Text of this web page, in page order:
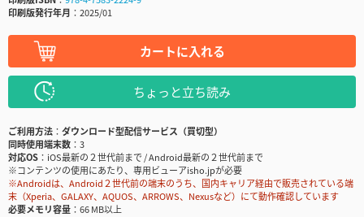
印刷版発行年月
2025/01
カートに入れる
ちょっと立ち読み
ご利用方法
ダウンロード型配信サービス（買切型）
同時使用端末数
3
対応OS
iOS最新の２世代前まで / Android最新の２世代前まで
※コンテンツの使用にあたり、専用ビューアisho.jpが必要
※Androidは、Android２世代前の端末のうち、国内キャリア経由で販売されている端
末（Xperia、GALAXY、AQUOS、ARROWS、Nexusなど）にて動作確認しています
必要メモリ容量
66 MB以上